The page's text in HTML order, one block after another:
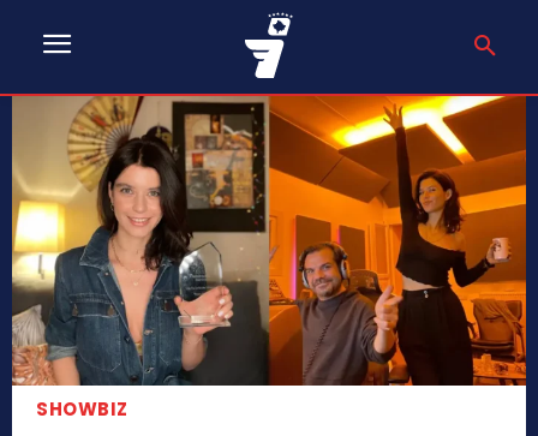
SHOWBIZ